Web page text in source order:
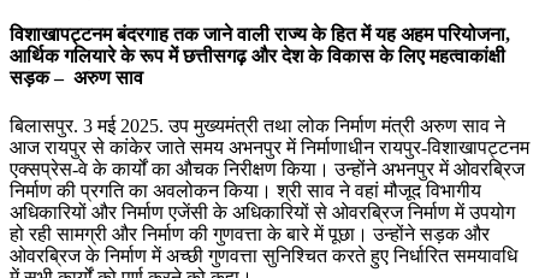
विशाखापट्टनम बंदरगाह तक जाने वाली राज्य के हित में यह अहम परियोजना,
आर्थिक गलियारे के रूप में छत्तीसगढ़ और देश के विकास के लिए महत्वाकांक्षी
सड़क – अरुण साव
बिलासपुर. 3 मई 2025. उप मुख्यमंत्री तथा लोक निर्माण मंत्री अरुण साव ने
आज रायपुर से कांकेर जाते समय अभनपुर में निर्माणाधीन रायपुर-विशाखापट्टनम
एक्सप्रेस-वे के कार्यों का औचक निरीक्षण किया। उन्होंने अभनपुर में ओवरब्रिज
निर्माण की प्रगति का अवलोकन किया। श्री साव ने वहां मौजूद विभागीय
अधिकारियों और निर्माण एजेंसी के अधिकारियों से ओवरब्रिज निर्माण में उपयोग
हो रही सामग्री और निर्माण की गुणवत्ता के बारे में पूछा। उन्होंने सड़क और
ओवरब्रिज के निर्माण में अच्छी गुणवत्ता सुनिश्चित करते हुए निर्धारित समयावधि